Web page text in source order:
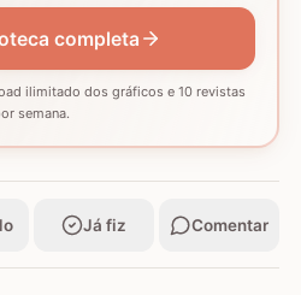
completa
ilimitado dos gráficos e 10 revistas
semana.
Já fiz Comentar